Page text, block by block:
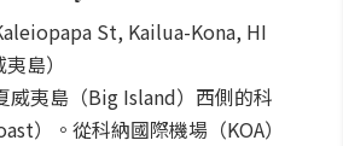
St, Kailua-Kona, HI
島）
威夷島（Big Island）西側的科
）。從科納國際機場（KOA）